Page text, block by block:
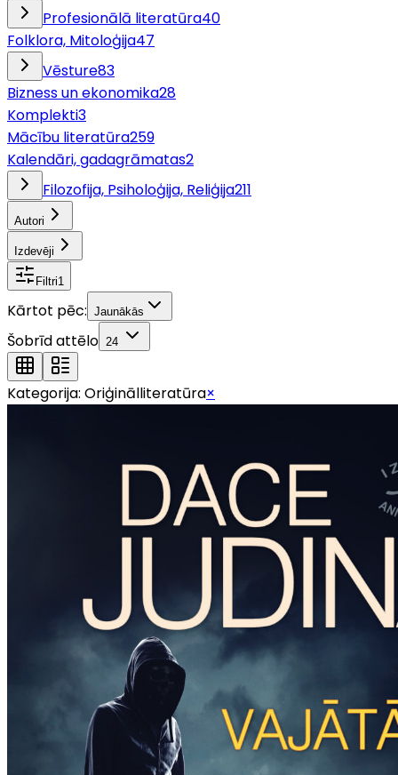
Profesionālā literatūra40
Folklora, Mitoloģija47
Vēsture83
Bizness un ekonomika28
Komplekti3
Mācību literatūra259
Kalendāri, gadagrāmatas2
Filozofija, Psiholoģija, Reliģija211
Autori
Izdevēji
Filtri1
Kārtot pēc: Jaunākās
Šobrīd attēlo 24
Kategorija: Oriģinālliteratūra×